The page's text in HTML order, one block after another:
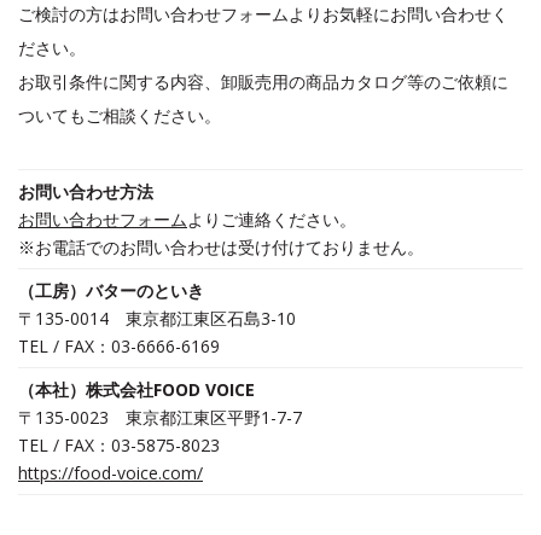
ご検討の方はお問い合わせフォームよりお気軽にお問い合わせく
ださい。
お取引条件に関する内容、卸販売用の商品カタログ等のご依頼に
ついてもご相談ください。
お問い合わせ方法
お問い合わせフォームよりご連絡ください。
※お電話でのお問い合わせは受け付けておりません。
（工房）バターのといき
〒135-0014 東京都江東区石島3-10
TEL / FAX：03-6666-6169
（本社）株式会社FOOD VOICE
〒135-0023 東京都江東区平野1-7-7
TEL / FAX：03-5875-8023
https://food-voice.com/